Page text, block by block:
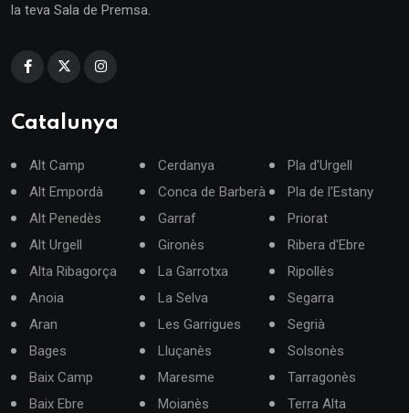
la teva Sala de Premsa.
Catalunya
Alt Camp
Alt Empordà
Alt Penedès
Alt Urgell
Alta Ribagorça
Anoia
Aran
Bages
Baix Camp
Baix Ebre
Cerdanya
Conca de Barberà
Garraf
Gironès
La Garrotxa
La Selva
Les Garrigues
Lluçanès
Maresme
Moianès
Pla d'Urgell
Pla de l'Estany
Priorat
Ribera d'Ebre
Ripollès
Segarra
Segrià
Solsonès
Tarragonès
Terra Alta